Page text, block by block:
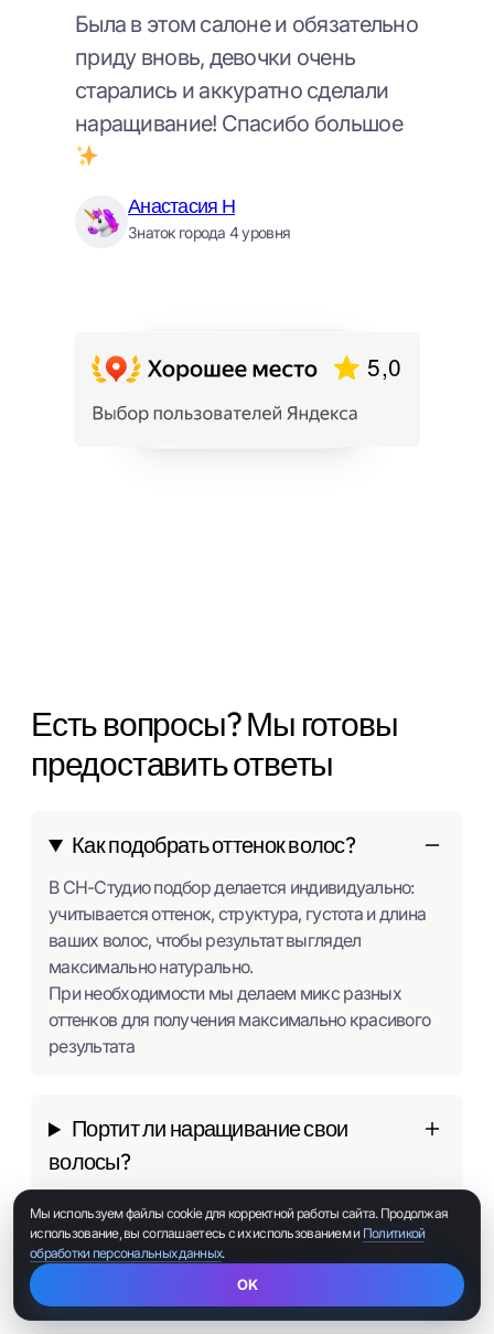
Была в этом салоне и обязательно
приду вновь, девочки очень
старались и аккуратно сделали
наращивание! Спасибо большое
Анастасия Н
Знаток города 4 уровня
Есть вопросы? Мы готовы
предоставить ответы
Как подобрать оттенок волос?
В СН-Студио подбор делается индивидуально:
учитывается оттенок, структура, густота и длина
ваших волос, чтобы результат выглядел
максимально натурально.
При необходимости мы делаем микс разных
оттенков для получения максимально красивого
результата
Портит ли наращивание свои
волосы?
Можно ли красить и укладывать
наращенные волосы?
Мы используем файлы cookie для корректной работы сайта. Продолжая
использование, вы соглашаетесь с их использованием и Политикой
обработки персональных данных.
OK